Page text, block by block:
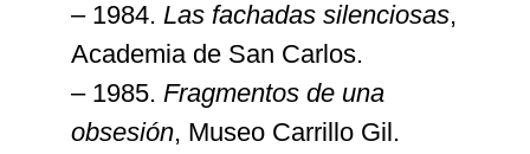
– 1984. Las fachadas silenciosas,
Academia de San Carlos.
– 1985. Fragmentos de una
obsesión, Museo Carrillo Gil.